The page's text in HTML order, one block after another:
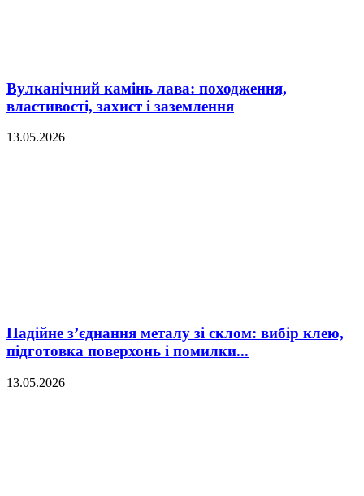
Вулканічний камінь лава: походження,
властивості, захист і заземлення
13.05.2026
Надійне з’єднання металу зі склом: вибір клею,
підготовка поверхонь і помилки...
13.05.2026